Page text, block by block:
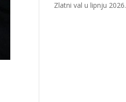
Zlatni val u lipnju 2026.